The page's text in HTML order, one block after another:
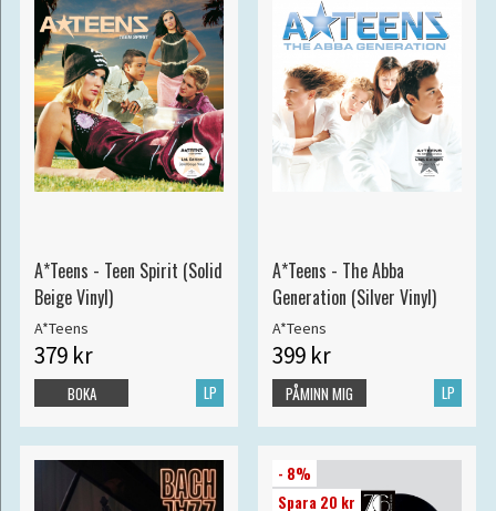
A*Teens - Teen Spirit (Solid
Beige Vinyl)
A*Teens
379 kr
LP
BOKA
A*Teens - The Abba
Generation (Silver Vinyl)
A*Teens
399 kr
LP
PÅMINN MIG
- 8%
Spara 20 kr